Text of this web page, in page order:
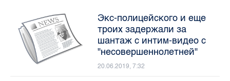
Экс-полицейского и еще
троих задержали за
шантаж с интим-видео с
"несовершеннолетней"
20.06.2019, 7:32